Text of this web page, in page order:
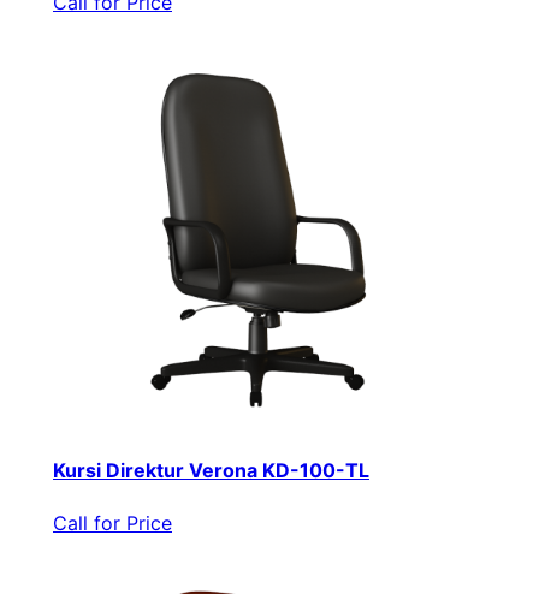
Kursi Direktur Verona KD-100-TL
Call for Price